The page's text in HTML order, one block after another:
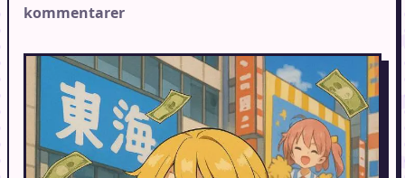
kommentarer